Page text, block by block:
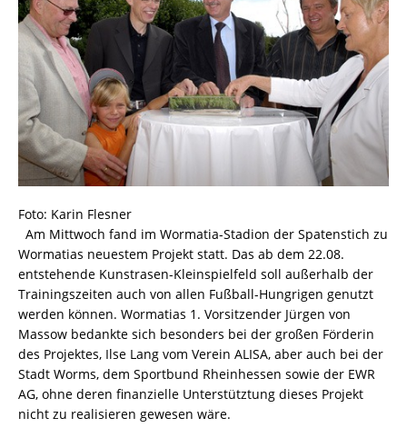
Foto: Karin Flesner
Am Mittwoch fand im Wormatia-Stadion der Spatenstich zu
Wormatias neuestem Projekt statt. Das ab dem 22.08.
entstehende Kunstrasen-Kleinspielfeld soll außerhalb der
Trainingszeiten auch von allen Fußball-Hungrigen genutzt
werden können. Wormatias 1. Vorsitzender Jürgen von
Massow bedankte sich besonders bei der großen Förderin
des Projektes, Ilse Lang vom Verein ALISA, aber auch bei der
Stadt Worms, dem Sportbund Rheinhessen sowie der EWR
AG, ohne deren finanzielle Unterstütztung dieses Projekt
nicht zu realisieren gewesen wäre.